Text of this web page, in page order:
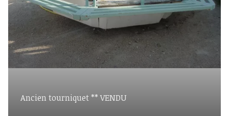
Ancien tourniquet ** VENDU